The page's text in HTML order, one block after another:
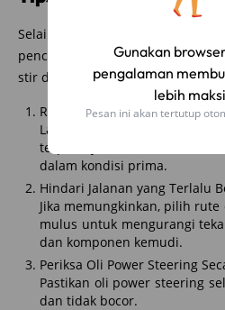
Selain melakukan
pencegahan yang bisa kamu
stir dan sistem kemudi mobilmu:
Rutin Melakukan Servis
Lakukan servis rutin di
terpercaya untuk
dalam kondisi prima.
Hindari Jalanan yang Terlalu
Jika memungkinkan, pilih
mulus untuk mengurangi
dan komponen kemudi.
Periksa Oli Power Steering
Pastikan oli power steering
dan tidak bocor.